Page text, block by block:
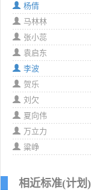
杨倩
马林林
张小蕊
袁启东
李波
贺乐
刘欠
夏向伟
万立力
粱峥
相近标准(计划)